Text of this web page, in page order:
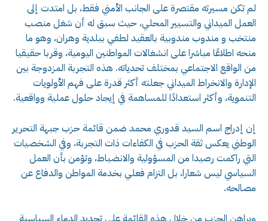
لم تكن مسيرته مقتصرة على الجانب الأمني فقط، بل امتدت إلى
العمل الميداني والتسيير المحلي، حيث سبق له أن شغل منصب
منتخب و مندوب مندوبية بالعقيد لطفي ببلدية وهران، وهو ما
منحه اطلاعًا مباشرا على انشغالات المواطنين اليومية، وقربا حقيقيا
من الواقع الاجتماعي بمختلف تحدياته. هذه التجربة المزدوجة بين
الإدارة والانخراط الميداني جعلته أكثر قدرة على فهم الأولويات
التنموية، وأكثر استعدادًا للمساهمة في إيجاد حلول عملية وواقعية.
إن إدراج اسم السيد قدوري محمد ضمن قائمة حزب جبهة التحرير
الوطني يعكس ثقة الحزب في الكفاءات ذات التجربة، وفي الشخصيات
التي راكمت رصيدا من المسؤولية والانضباط، وتؤمن بأن العمل
السياسي ليس شعارا، بل التزام فعلي بخدمة المواطن والدفاع عن
مصالحه.